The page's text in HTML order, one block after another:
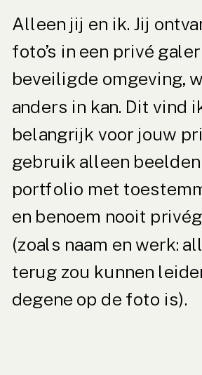
Alleen jij en ik. Jij
foto’s in een privé
beveiligde omgeving,
anders in kan. Dit vind
belangrijk voor jouw
gebruik alleen
portfolio met
en benoem nooit
(zoals naam en werk:
terug zou kunnen
degene op de foto is).